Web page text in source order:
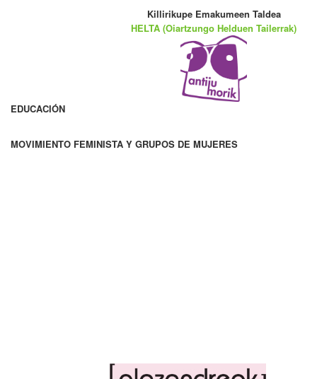
Killirikupe Emakumeen Taldea
HELTA (Oiartzungo Helduen Tailerrak)
EDUCACIÓN
MOVIMIENTO FEMINISTA Y GRUPOS DE MUJERES